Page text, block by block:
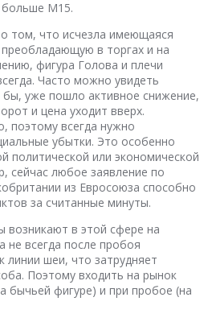
больше М15.
том, что исчезла имеющаяся
в торгах и на
фигура Голова и плечи
Часто можно увидеть
бы, уже пошло активное снижение,
и цена уходит вверх.
поэтому всегда нужно
убытки. Это особенно
политической или экономической
сейчас любое заявление по
из Евросоюза способно
за считанные минуты.
возникают в этой сфере на
не всегда после пробоя
линии шеи, что затрудняет
Поэтому входить на рынок
бычьей фигуре) и при пробое (на